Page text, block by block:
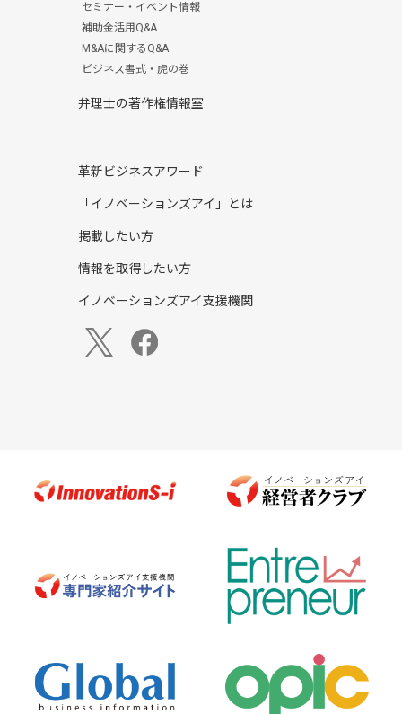
セミナー・イベント情報
補助金活用Q&A
M&Aに関するQ&A
ビジネス書式・虎の巻
弁理士の著作権情報室
革新ビジネスアワード
「イノベーションズアイ」とは
掲載したい方
情報を取得したい方
イノベーションズアイ支援機関